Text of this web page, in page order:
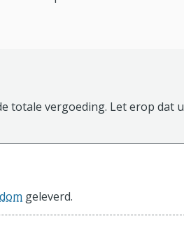
totale vergoeding. Let erop dat u
geleverd.